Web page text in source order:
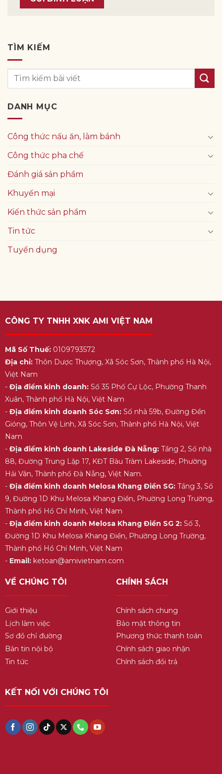
TÌM KIẾM
DANH MỤC
Công thức nấu ăn, làm bánh
Công thức pha chế
Đánh giá sản phẩm
Khuyến mại
Kiến thức sản phẩm
Tin tức
Tuyển dụng
CÔNG TY TNHH XNK AMI VIỆT NAM
Mã Số Thuế:0109793572
Địa chỉ:Thôn Dược Thượng, Xã Sóc Sơn, Thành phố Hà Nội,
Việt Nam
- Địa điểm kinh doanh:Số 35 Phố Cự Lộc, Phường Thanh
Xuân, Thành phố Hà Nội, Việt Nam
- Địa điểm kinh doanh Sóc Sơn:Số nhà 59b, Đường Đền
Gióng, Thôn Vệ Linh, Xã Sóc Sơn, Thành phố Hà Nội, Việt
Nam
- Địa điểm kinh doanh Lakeside Đà Nẵng:Tầng 2, Số nhà
88, Đường Trung Lập 17, KĐT Bàu Tràm Lakeside, Phường
Hải Vân, Thành phố Đà Nẵng, Việt Nam.
- Địa điểm kinh doanh Melosa Khang Điền SG:Tầng 3, Số
9, Đường 1D Khu Melosa Khang Điền, Phường Long Trường,
Thành phố Hồ Chí Minh, Việt Nam
- Địa điểm kinh doanh Melosa Khang Điền SG 2:Số 3,
Đường 1D Khu Melosa Khang Điền, Phường Long Trường,
Thành phố Hồ Chí Minh, Việt Nam
- Email:ketoan@amivietnam.com
VỀ CHÚNG TÔI
Giới thiệu
Lịch làm việc
Sơ đồ chỉ đường
Bản tin nội bộ
Tin tức
CHÍNH SÁCH
Chính sách chung
Bảo mật thông tin
Phương thức thanh toán
Chính sách giao nhận
Chính sách đổi trả
KẾT NỐI VỚI CHÚNG TÔI